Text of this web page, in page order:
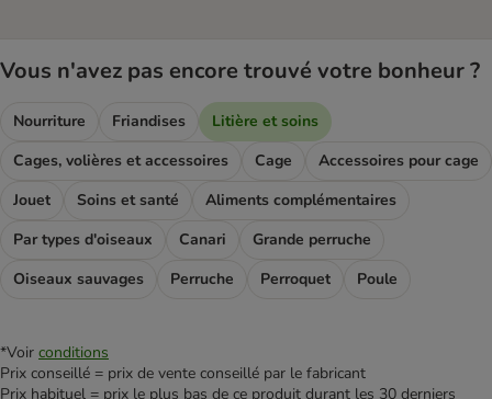
Vous n'avez pas encore trouvé votre bonheur ?
Nourriture Friandises
Litière et soins
Cages, volières et accessoires
Cage
Accessoires pour cage
Jouet
Soins et santé
Aliments complémentaires
Par types d'oiseaux
Canari
Grande perruche
Oiseaux sauvages
Perruche Perroquet Poule
*Voir conditions
Prix conseillé = prix de vente conseillé par le fabricant
Prix habituel = prix le plus bas de ce produit durant les 30 derniers